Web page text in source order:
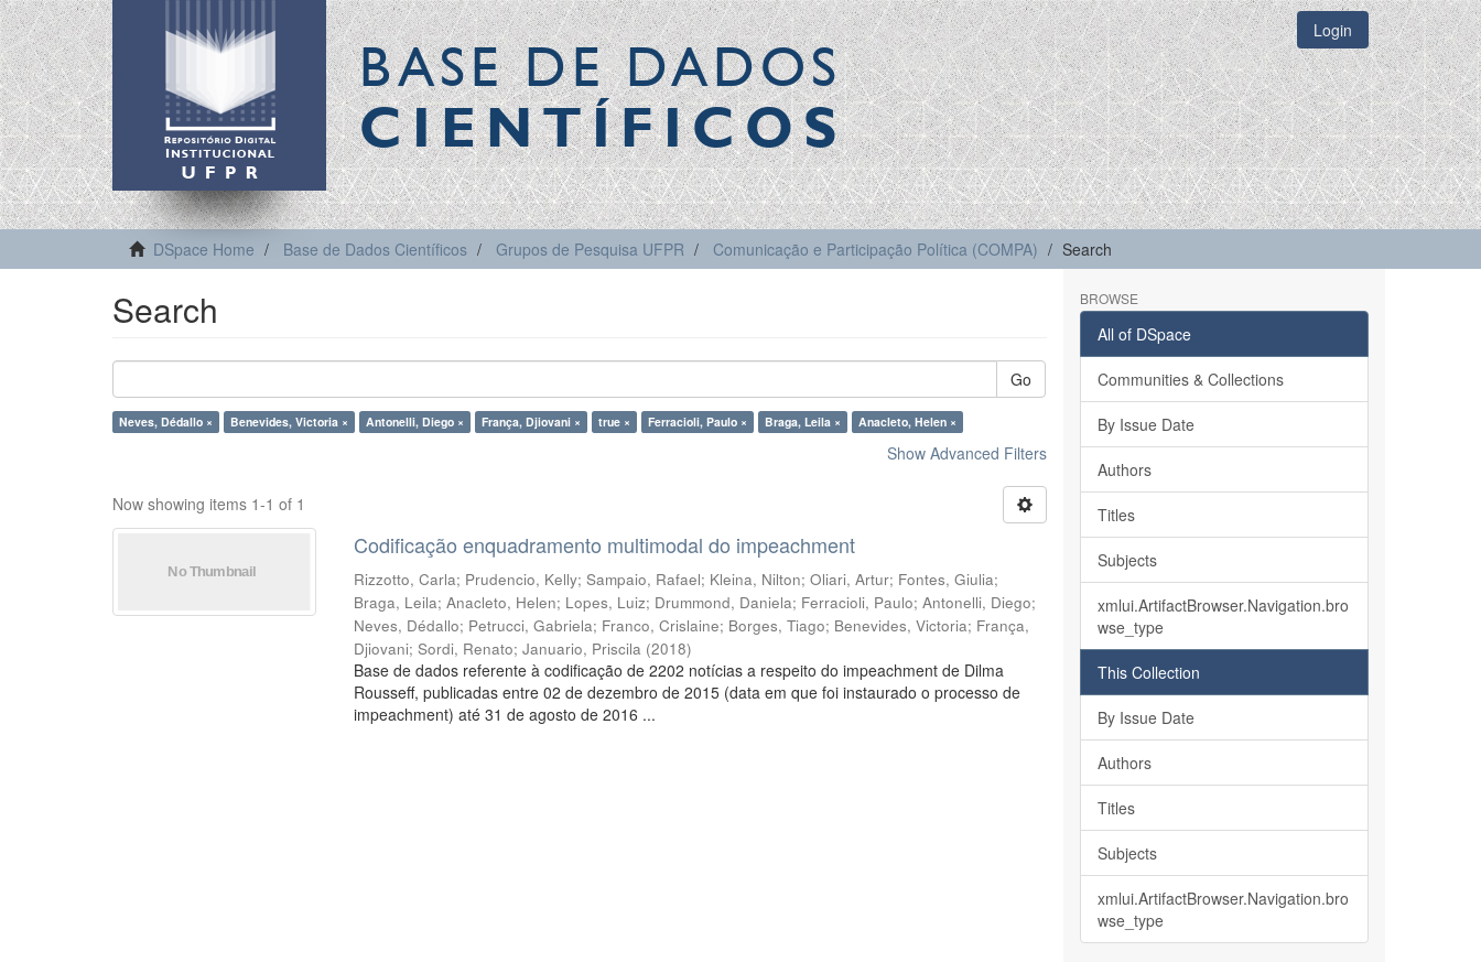
BASE DE DADOS
CIENTÍFICOS
Login
DSpace Home Base de Dados Científicos Grupos de Pesquisa UFPR Comunicação e Participação Política (COMPA) Search
Search
Go
Neves, Dédallo × Benevides, Victoria × Antonelli, Diego × França, Djiovani × true × Ferracioli, Paulo × Braga, Leila × Anacleto, Helen ×
Show Advanced Filters
Now showing items 1-1 of 1
Codificação enquadramento multimodal do impeachment
Rizzotto, Carla; Prudencio, Kelly;Sampaio, Rafael; Kleina, Nilton;Oliari, Artur; Fontes, Giulia;
Braga, Leila;Anacleto, Helen; Lopes, Luiz; Drummond, Daniela; Ferracioli, Paulo;Antonelli, Diego;
Neves, Dédallo; Petrucci, Gabriela; Franco, Crislaine; Borges, Tiago; Benevides, Victoria; França,
Djiovani;Sordi, Renato;Januario, Priscila (2018)
Base de dados referente à codificação de 2202 notícias a respeito do impeachment de Dilma
Rousseff, publicadas entre 02 de dezembro de 2015 (data em que foi instaurado o processo de
impeachment) até 31 de agosto de 2016 ...
BROWSE
All of DSpace
Communities & Collections
By Issue Date
Authors
Titles
Subjects
xmlui.ArtifactBrowser.Navigation.bro
wse_type
This Collection
By Issue Date
Authors
Titles
Subjects
xmlui.ArtifactBrowser.Navigation.bro
wse_type